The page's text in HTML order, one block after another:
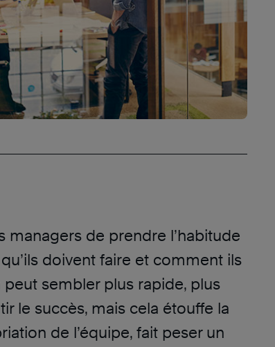
managers de prendre l’habitude
doivent faire et comment ils
peut sembler plus rapide, plus
le succès, mais cela étouffe la
de l’équipe, fait peser un